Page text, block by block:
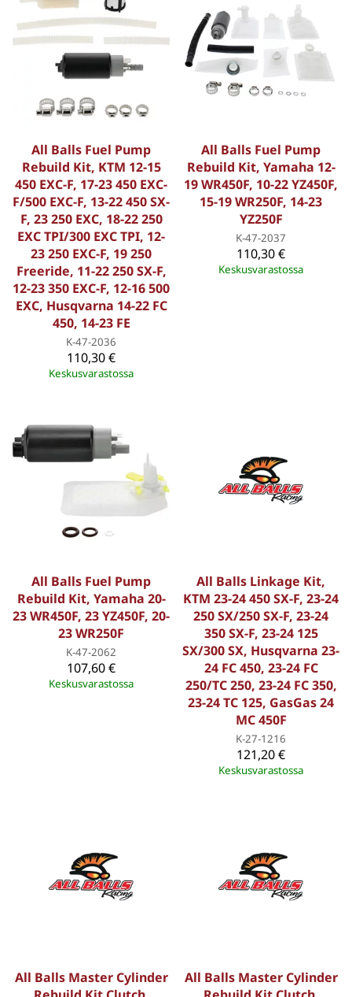
All Balls Fuel Pump
Rebuild Kit, KTM 12-15
450 EXC-F, 17-23 450 EXC-
F/500 EXC-F, 13-22 450 SX-
F, 23 250 EXC, 18-22 250
EXC TPI/300 EXC TPI, 12-
23 250 EXC-F, 19 250
Freeride, 11-22 250 SX-F,
12-23 350 EXC-F, 12-16 500
EXC, Husqvarna 14-22 FC
450, 14-23 FE
K-47-2036
110,30 €
Keskusvarastossa
All Balls Fuel Pump
Rebuild Kit, Yamaha 12-
19 WR450F, 10-22 YZ450F,
15-19 WR250F, 14-23
YZ250F
K-47-2037
110,30 €
Keskusvarastossa
All Balls Fuel Pump
Rebuild Kit, Yamaha 20-
23 WR450F, 23 YZ450F, 20-
23 WR250F
K-47-2062
107,60 €
Keskusvarastossa
All Balls Linkage Kit,
KTM 23-24 450 SX-F, 23-24
250 SX/250 SX-F, 23-24
350 SX-F, 23-24 125
SX/300 SX, Husqvarna 23-
24 FC 450, 23-24 FC
250/TC 250, 23-24 FC 350,
23-24 TC 125, GasGas 24
MC 450F
K-27-1216
121,20 €
Keskusvarastossa
All Balls Master Cylinder
All Balls Master Cylinder